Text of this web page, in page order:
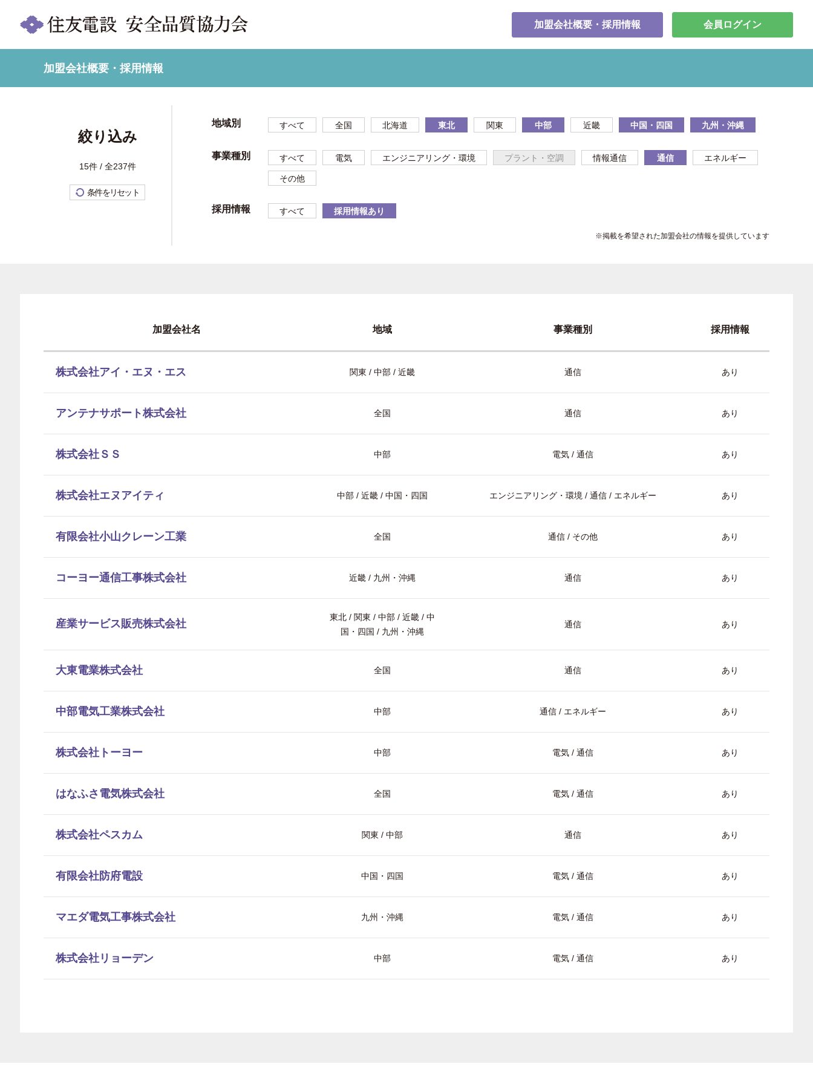
加盟会社概要・採用情報 会員ログイン
加盟会社概要・採用情報
絞り込み
15件 / 全237件
条件をリセット
地域別 すべて 全国 北海道 東北 関東 中部 近畿 中国・四国 九州・沖縄
事業種別 すべて 電気 エンジニアリング・環境 プラント・空調 情報通信 通信 エネルギー
その他
採用情報 すべて 採用情報あり
※掲載を希望された加盟会社の情報を提供しています
加盟会社名 地域 事業種別 採用情報
株式会社アイ・エヌ・エス 関東 / 中部 / 近畿 通信 あり
アンテナサポート株式会社 全国 通信 あり
株式会社ＳＳ 中部 電気 / 通信 あり
株式会社エヌアイティ 中部 / 近畿 / 中国・四国 エンジニアリング・環境 / 通信 / エネルギー あり
有限会社小山クレーン工業 全国 通信 / その他 あり
コーヨー通信工事株式会社 近畿 / 九州・沖縄 通信 あり
産業サービス販売株式会社
東北 / 関東 / 中部 / 近畿 / 中
国・四国 / 九州・沖縄
通信 あり
大東電業株式会社 全国 通信 あり
中部電気工業株式会社 中部 通信 / エネルギー あり
株式会社トーヨー 中部 電気 / 通信 あり
はなふさ電気株式会社 全国 電気 / 通信 あり
株式会社ペスカム 関東 / 中部 通信 あり
有限会社防府電設 中国・四国 電気 / 通信 あり
マエダ電気工事株式会社 九州・沖縄 電気 / 通信 あり
株式会社リョーデン 中部 電気 / 通信 あり